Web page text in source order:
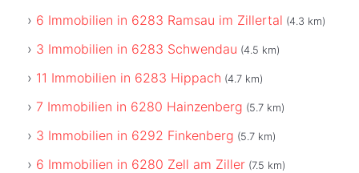
6 Immobilien in 6283 Ramsau im Zillertal (4.3 km)
3 Immobilien in 6283 Schwendau (4.5 km)
11 Immobilien in 6283 Hippach (4.7 km)
7 Immobilien in 6280 Hainzenberg (5.7 km)
3 Immobilien in 6292 Finkenberg (5.7 km)
6 Immobilien in 6280 Zell am Ziller (7.5 km)